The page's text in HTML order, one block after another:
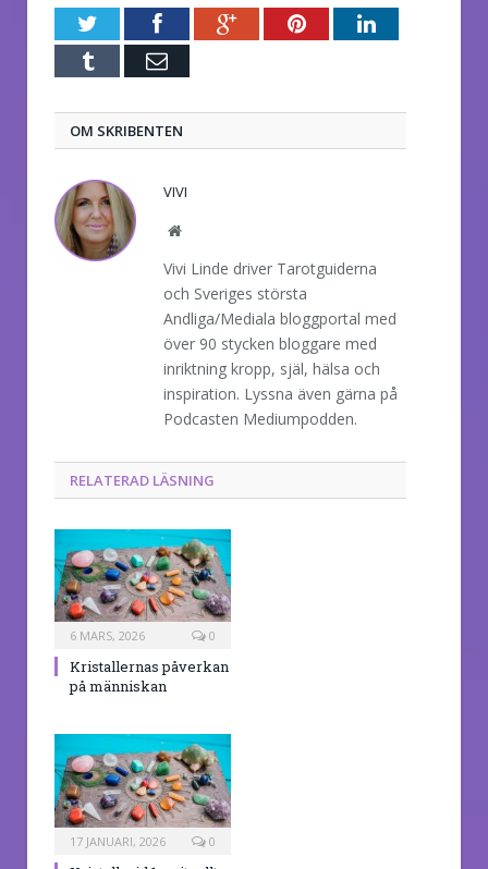
TwitterFacebookGoogle+PinterestLinkedIn
Tumblr E-
OM SKRIBENTEN
VIVI
Website
Vivi Linde driver Tarotguiderna
och Sveriges största
Andliga/Mediala bloggportal med
över 90 stycken bloggare med
inriktning kropp, själ, hälsa och
inspiration. Lyssna även gärna på
Podcasten Mediumpodden.
RELATERAD LÄSNING
6 MARS, 2026 0
Kristallernas påverkan
på människan
17 JANUARI, 2026 0